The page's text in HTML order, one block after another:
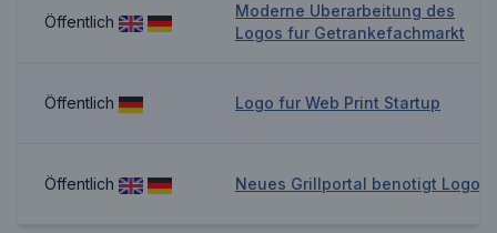
Öffentlich
Moderne Uberarbeitung des
Logos fur Getrankefachmarkt
Öffentlich Logo fur Web Print Startup
Öffentlich Neues Grillportal benotigt Logo